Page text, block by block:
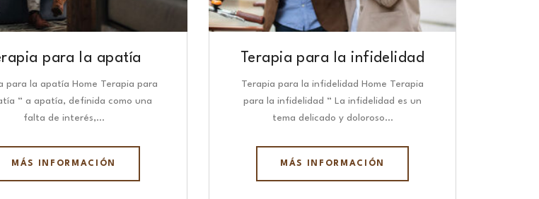
para la apatía
para la apatía Home Terapia para
“ a apatía, definida como una
falta de interés,…
MÁS INFORMACIÓN
Terapia para la infidelidad
Terapia para la infidelidad Home Terapia
para la infidelidad “ La infidelidad es un
tema delicado y doloroso…
MÁS INFORMACIÓN